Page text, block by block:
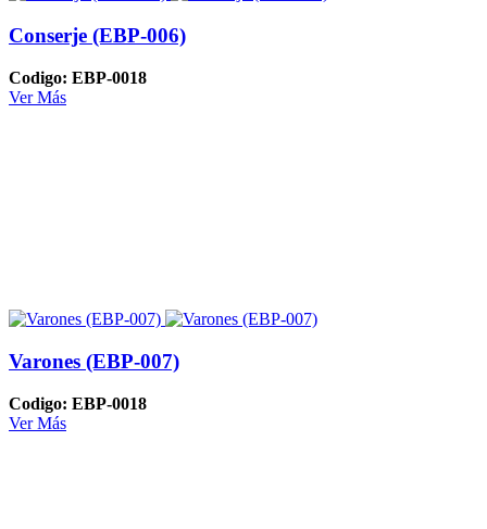
Conserje (EBP-006)
Codigo: EBP-0018
Ver Más
Varones (EBP-007)
Codigo: EBP-0018
Ver Más